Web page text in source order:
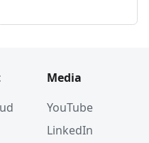
Media
YouTube
LinkedIn